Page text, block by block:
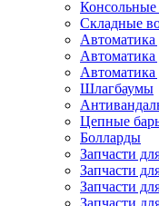
Складные
Автоматика
Шлагбаумы
Цепные
Болларды
Запчасти
Запчасти
Запчасти
Запчасти